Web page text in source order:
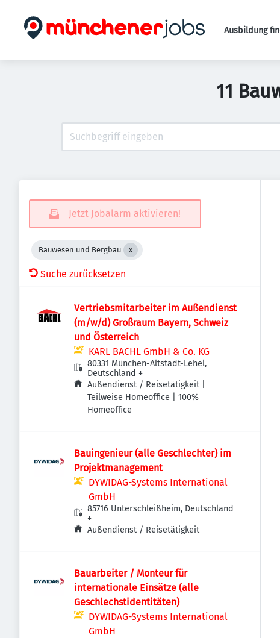
Ausbildung
11
Jetzt Jobalarm aktivieren!
Bauwesen und Bergbau
Suche zurücksetzen
Vertriebsmitarbeiter im Außendienst
(m/w/d) Großraum Bayern, Schweiz
und Österreich
KARL BACHL GmbH & Co. KG
80331 München-Altstadt-Lehel,
Deutschland +
Außendienst / Reisetätigkeit |
Teilweise Homeoffice | 100%
Homeoffice
Bauingenieur (alle Geschlechter) im
Projektmanagement
DYWIDAG-Systems International
GmbH
85716 Unterschleißheim, Deutschland
+
Außendienst / Reisetätigkeit
Bauarbeiter / Monteur für
internationale Einsätze (alle
Geschlechstidentitäten)
DYWIDAG-Systems International
GmbH